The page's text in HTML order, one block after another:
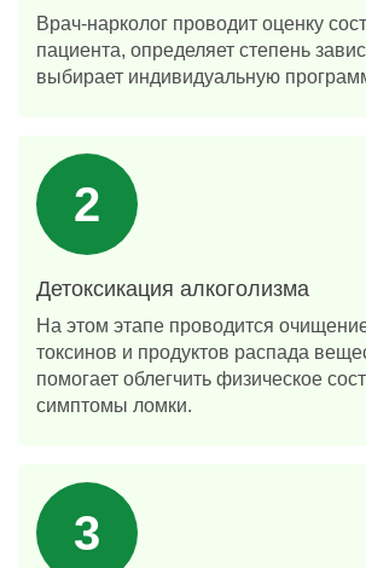
Врач-нарколог проводит оценку
пациента, определяет степень
выбирает индивидуальную
Детоксикация алкоголизма
На этом этапе проводится
токсинов и продуктов распада
помогает облегчить физическое
симптомы ломки.